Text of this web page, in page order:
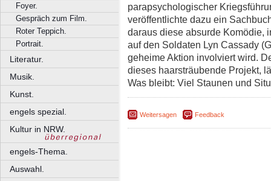
Foyer.
Gespräch zum Film.
Roter Teppich.
Portrait.
Literatur.
Musik.
Kunst.
engels spezial.
Kultur in NRW.
engels-Thema.
Auswahl.
parapsychologischer
veröffentlichte dazu ein
daraus diese absurde Komödie,
auf den Soldaten Lyn Cassady
geheime Aktion involviert wird.
dieses haarsträubende Projekt,
Was bleibt: Viel Staunen und
Weitersagen Feedback